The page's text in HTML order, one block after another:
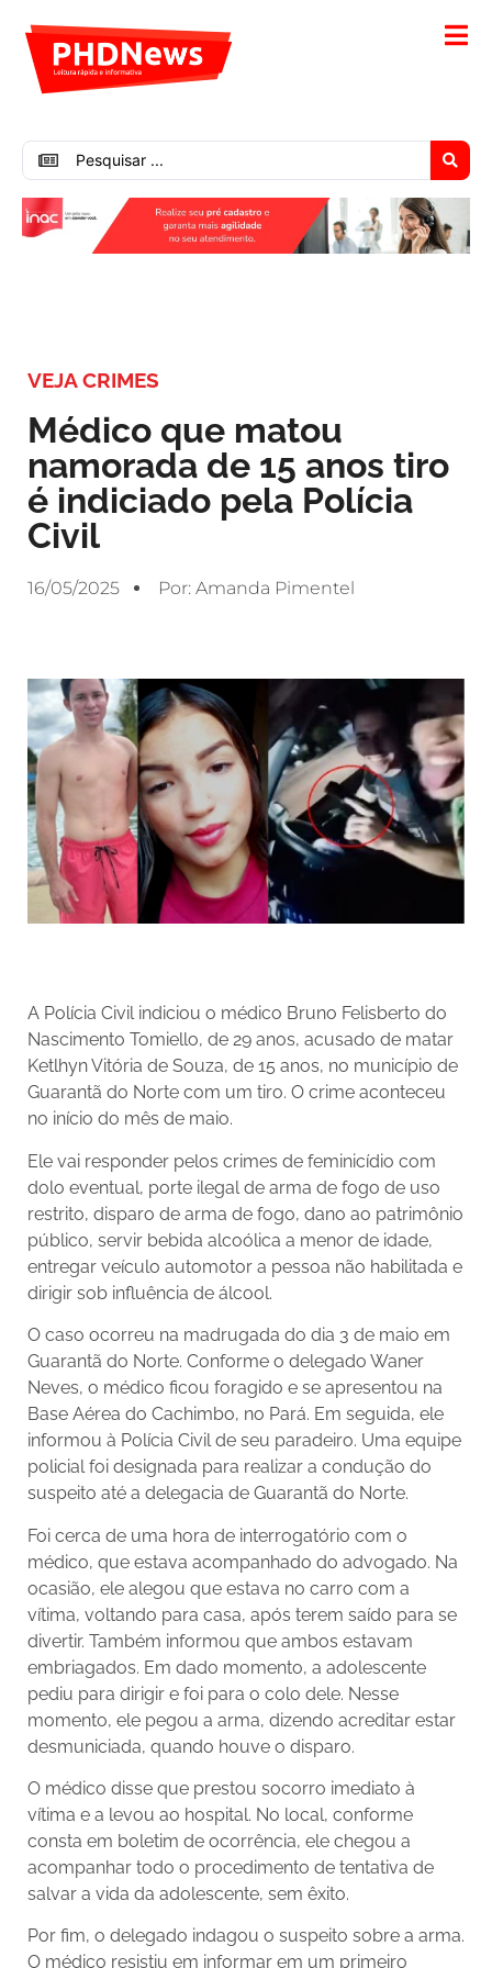
VEJA CRIMES
Médico que matou
namorada de 15 anos tiro
é indiciado pela Polícia
Civil
16/05/2025 Por: Amanda Pimentel
A Polícia Civil indiciou o médico Bruno Felisberto do
Nascimento Tomiello, de 29 anos, acusado de matar
Ketlhyn Vitória de Souza, de 15 anos, no município de
Guarantã do Norte com um tiro. O crime aconteceu
no início do mês de maio.
Ele vai responder pelos crimes de feminicídio com
dolo eventual, porte ilegal de arma de fogo de uso
restrito, disparo de arma de fogo, dano ao patrimônio
público, servir bebida alcoólica a menor de idade,
entregar veículo automotor a pessoa não habilitada e
dirigir sob influência de álcool.
O caso ocorreu na madrugada do dia 3 de maio em
Guarantã do Norte. Conforme o delegado Waner
Neves, o médico ficou foragido e se apresentou na
Base Aérea do Cachimbo, no Pará. Em seguida, ele
informou à Polícia Civil de seu paradeiro. Uma equipe
policial foi designada para realizar a condução do
suspeito até a delegacia de Guarantã do Norte.
Foi cerca de uma hora de interrogatório com o
médico, que estava acompanhado do advogado. Na
ocasião, ele alegou que estava no carro com a
vítima, voltando para casa, após terem saído para se
divertir. Também informou que ambos estavam
embriagados. Em dado momento, a adolescente
pediu para dirigir e foi para o colo dele. Nesse
momento, ele pegou a arma, dizendo acreditar estar
desmuniciada, quando houve o disparo.
O médico disse que prestou socorro imediato à
vítima e a levou ao hospital. No local, conforme
consta em boletim de ocorrência, ele chegou a
acompanhar todo o procedimento de tentativa de
salvar a vida da adolescente, sem êxito.
Por fim, o delegado indagou o suspeito sobre a arma.
O médico resistiu em informar em um primeiro